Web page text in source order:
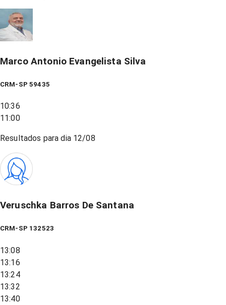
Marco Antonio Evangelista Silva
CRM-SP 59435
10:36
11:00
Resultados para dia 12/08
Veruschka Barros De Santana
CRM-SP 132523
13:08
13:16
13:24
13:32
13:40